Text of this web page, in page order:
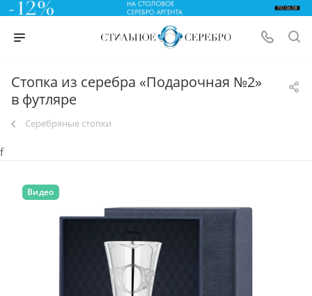
Стопка из серебра «Подарочная №2»
в футляре
Серебряные стопки
f
Видео